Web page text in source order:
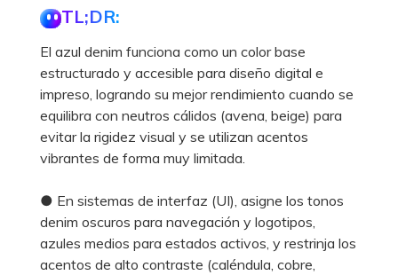
TL;DR:
El azul denim funciona como un color base
estructurado y accesible para diseño digital e
impreso, logrando su mejor rendimiento cuando se
equilibra con neutros cálidos (avena, beige) para
evitar la rigidez visual y se utilizan acentos
vibrantes de forma muy limitada.
● En sistemas de interfaz (UI), asigne los tonos
denim oscuros para navegación y logotipos,
azules medios para estados activos, y restrinja los
acentos de alto contraste (caléndula, cobre,